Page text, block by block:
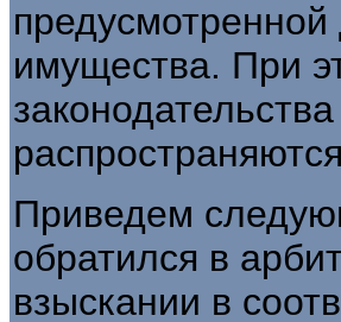
предусмотренной
имущества. При
Приведем
обратился в
взыскании в